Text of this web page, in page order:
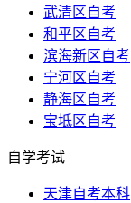
武清区自考
和平区自考
滨海新区自考
宁河区自考
静海区自考
宝坻区自考
自学考试
天津自考本科